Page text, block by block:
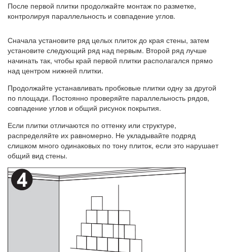
После первой плитки продолжайте монтаж по разметке,
контролируя параллельность и совпадение углов.
Сначала установите ряд целых плиток до края стены, затем
установите следующий ряд над первым. Второй ряд лучше
начинать так, чтобы край первой плитки располагался прямо
над центром нижней плитки.
Продолжайте устанавливать пробковые плитки одну за другой
по площади. Постоянно проверяйте параллельность рядов,
совпадение углов и общий рисунок покрытия.
Если плитки отличаются по оттенку или структуре,
распределяйте их равномерно. Не укладывайте подряд
слишком много одинаковых по тону плиток, если это нарушает
общий вид стены.